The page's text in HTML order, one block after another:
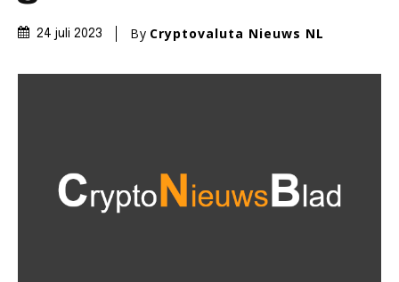
24 juli 2023 By Cryptovaluta Nieuws NL